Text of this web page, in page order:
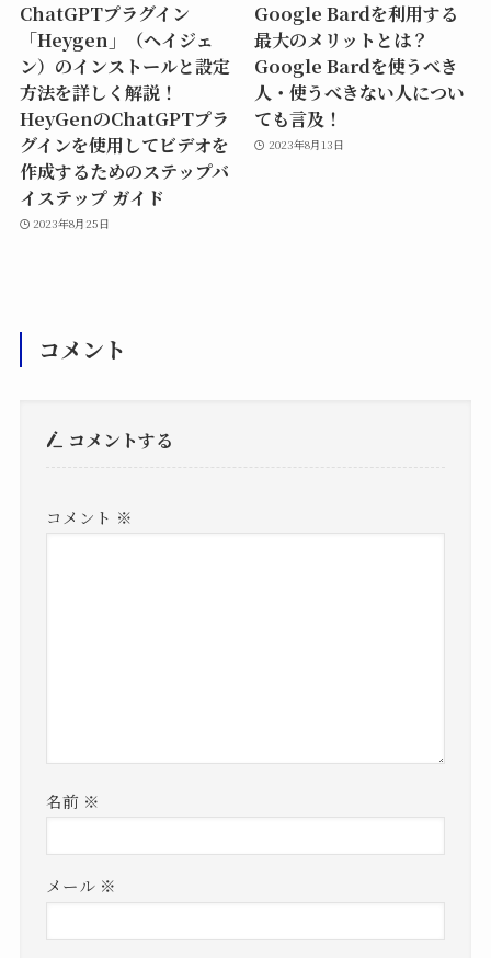
ChatGPTプラグイン
「Heygen」（ヘイジェ
ン）のインストールと設定
方法を詳しく解説！
HeyGenのChatGPTプラ
グインを使用してビデオを
作成するためのステップバ
イステップ ガイド
2023年8月25日
Google Bardを利用する
最大のメリットとは？
Google Bardを使うべき
人・使うべきない人につい
ても言及！
2023年8月13日
コメント
コメントする
コメント ※
名前 ※
メール ※